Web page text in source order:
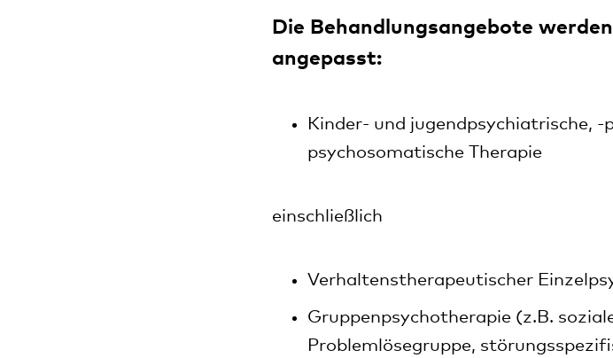
Die Behandlungsangebote
angepasst:
Kinder- und jugendpsychiatrische,
psychosomatische Therapie
einschließlich
Verhaltenstherapeutischer
Gruppenpsychotherapie (z.B.
Problemlösegruppe,